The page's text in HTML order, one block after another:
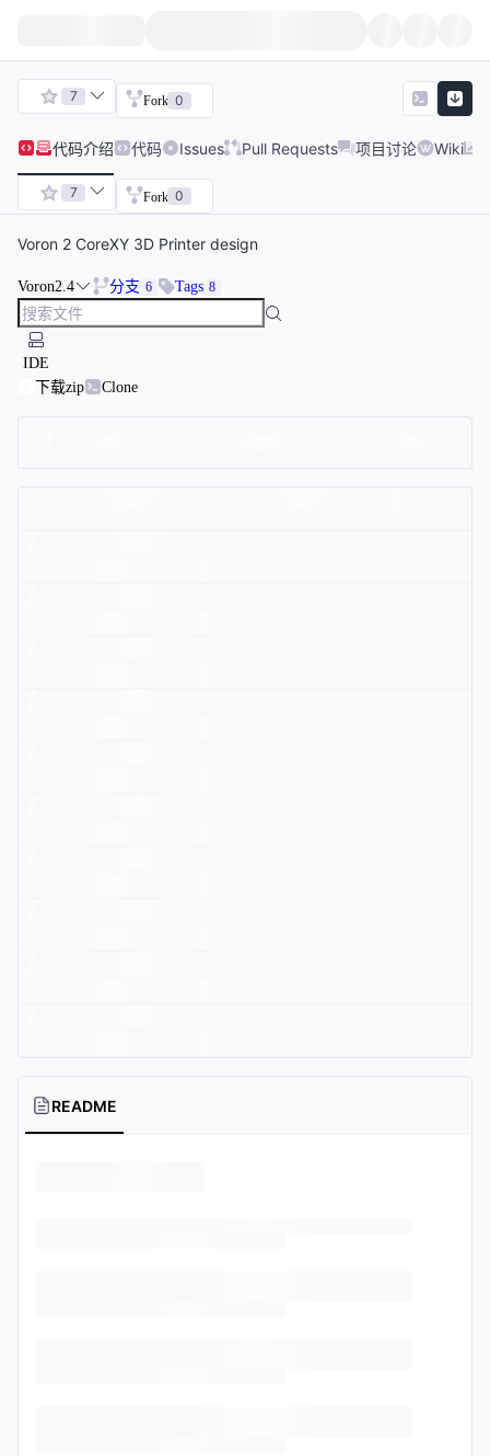
7 Fork 0
代码介绍 代码 Issues Pull Requests 项目讨论 Wiki
7 Fork 0
Voron 2 CoreXY 3D Printer design
Voron2.4 分支 6 Tags 8
IDE
下载zip
Clone
README